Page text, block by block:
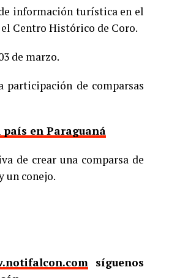
información turística en el
Centro Histórico de Coro.
de marzo.
participación de comparsas
país en Paraguaná
de crear una comparsa de
un conejo.
síguenos